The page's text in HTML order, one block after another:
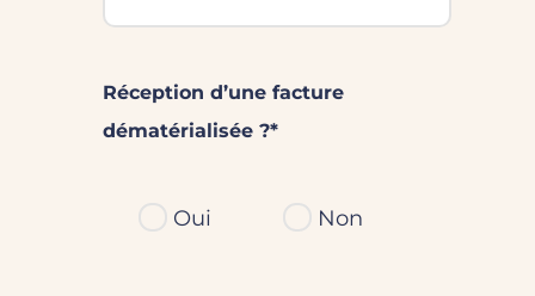
Réception d’une facture
dématérialisée ?*
Oui Non